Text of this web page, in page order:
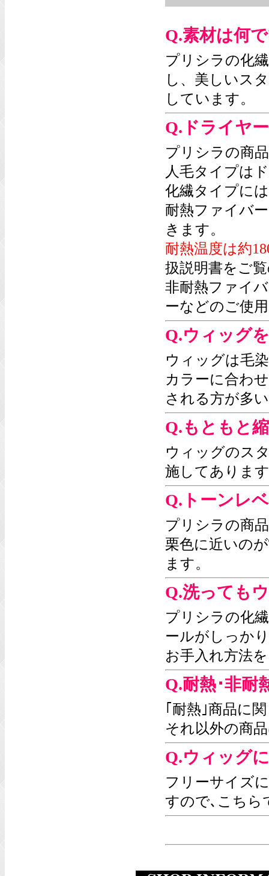
Q.素材は何
プリシラの化
し、美しいス
しています。
Q.ドライヤ
プリシラの商
人毛タイプは
化繊タイプに
耐熱ファイバ
きます。
耐熱温度は約
扱説明書をご
非耐熱ファイ
ーなどのご使
Q.ウィッグ
ウィッグは毛
カラーに合わ
される方が多
Q.もともと
ウィッグのス
施してありま
Q.トーンレ
プリシラの商
栗色に近いの
ます。
Q.洗っても
プリシラの化
ールがしっか
お手入れ方法
Q.耐熱･非耐
｢耐熱｣商品に
それ以外の商
Q.ウィッグ
フリーサイズ
すので､こちら